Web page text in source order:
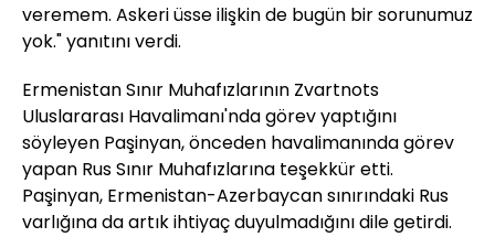
veremem. Askeri üsse ilişkin de bugün bir sorunumuz
yok." yanıtını verdi.
Ermenistan Sınır Muhafızlarının Zvartnots
Uluslararası Havalimanı'nda görev yaptığını
söyleyen Paşinyan, önceden havalimanında görev
yapan Rus Sınır Muhafızlarına teşekkür etti.
Paşinyan, Ermenistan-Azerbaycan sınırındaki Rus
varlığına da artık ihtiyaç duyulmadığını dile getirdi.